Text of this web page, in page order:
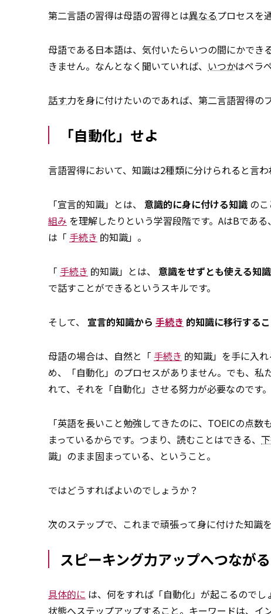
第二言語の習得は母語の習得とは異なるプロセスを
母語である日本語は、気付いたらいつの間にかで
きません。なんとなく聞いていれば、 いつかはペラ
話す力を身に付けたいのであれば、第二言語習得の
「自動化」せよ
言語習得において、知識は2種類に分けられると言
「宣言的知識」とは、 意識的に身に付ける知識 の
組み を理解したりという学習段階です。AはBであ
は「 手続き 的知識」。
「 手続き 的知識」とは、 意識をせずとも使える知識
で話すことができるというスキルです。
そして、 宣言的知識から 手続き 的知識に移行する
母語の場合は、自然と「 手続き 的知識」を手に入
め、「自動化」のプロセスがありません。でも、私
れて、それを「自動化」させる努力が必要なのです。
「英語を長いこと勉強してきたのに、TOEICの点
まっているからです。つまり、読むことはできる、
識」のまま固まっている、ということ。
ではどうすればよいのでしょうか？
次のステップで、これまで頑張って身に付けた知識
スピーキング力アップへつなが
具体的に は、何をすれば「自動化」が起こるので
状態へステップアップすること。キーワードは、イ